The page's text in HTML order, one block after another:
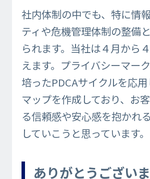
社内体制の中でも、特に情
ティや危機管理体制の整備
られます。当社は４月から
えます。プライバシーマー
培ったPDCAサイクルを応
マップを作成しており、お
る信頼感や安心感を抱かれ
していこうと思っています。
ありがとうございま